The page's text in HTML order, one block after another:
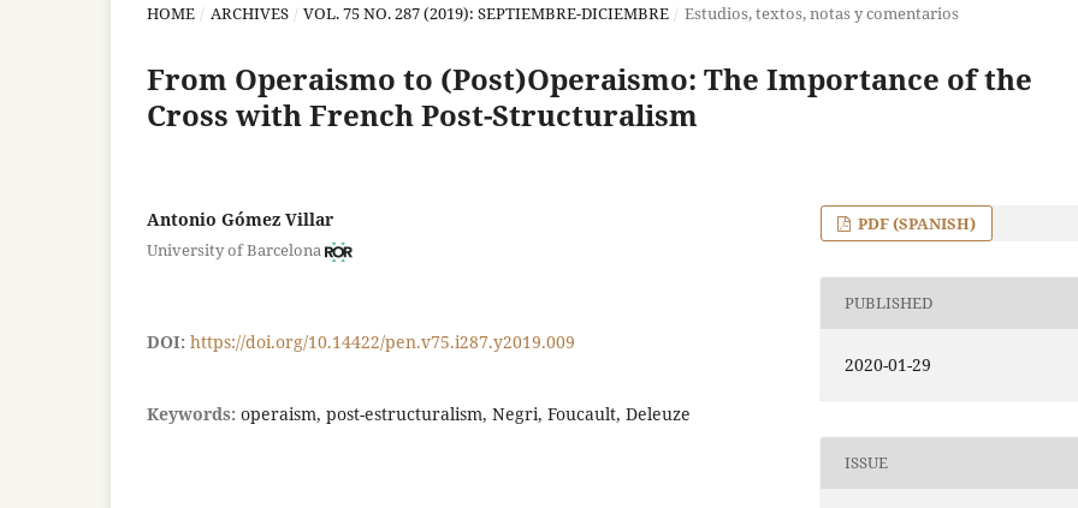
HOME / ARCHIVES / VOL. 75 NO. 287 (2019): SEPTIEMBRE-DICIEMBRE / Estudios, textos, notas y comentarios
From Operaismo to (Post)Operaismo: The Importance of the
Cross with French Post-Structuralism
Antonio Gómez Villar
University of Barcelona
DOI: https://doi.org/10.14422/pen.v75.i287.y2019.009
Keywords: operaism, post-estructuralism, Negri, Foucault, Deleuze
PDF (SPANISH)
PUBLISHED
2020-01-29
ISSUE